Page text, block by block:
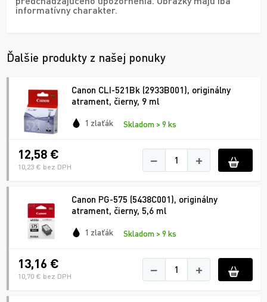
informatívny charakter.
Ďalšie produkty z našej ponuky
Canon CLI-521Bk (2933B001), originálny
atrament, čierny, 9 ml
1 zlaťák Skladom > 9 ks
12,58 €
10,23 € bez DPH − +
Canon PG-575 (5438C001), originálny
atrament, čierny, 5,6 ml
1 zlaťák Skladom > 9 ks
13,16 €
10,70 € bez DPH − +